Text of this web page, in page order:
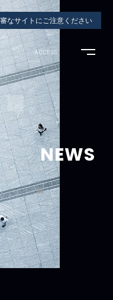
なサイトにご注意ください
ACCESS
NEWS